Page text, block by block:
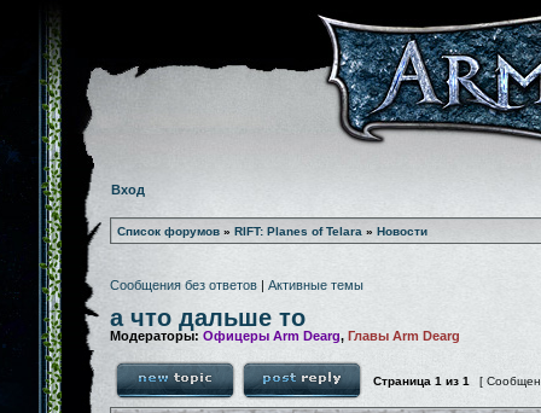
Вход
Список форумов » RIFT: Planes of Telara » Новости
Сообщения без ответов | Активные темы
а что дальше то
Модераторы: Офицеры Arm Dearg, Главы Arm Dearg
Страница 1 из 1 [